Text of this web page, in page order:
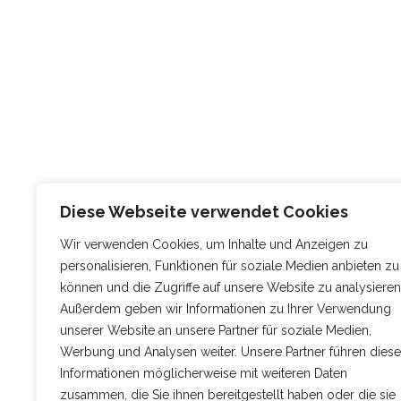
Diese Webseite verwendet Cookies
Wir verwenden Cookies, um Inhalte und Anzeigen zu
personalisieren, Funktionen für soziale Medien anbieten zu
können und die Zugriffe auf unsere Website zu
Außerdem geben wir Informationen zu Ihrer Verwendung
unserer Website an unsere Partner für soziale Medien,
Werbung und Analysen weiter. Unsere Partner führen diese
Informationen möglicherweise mit weiteren Daten
zusammen, die Sie ihnen bereitgestellt haben oder die sie